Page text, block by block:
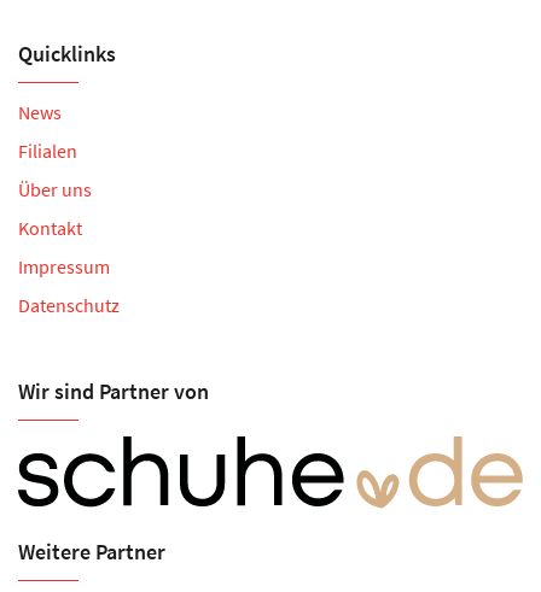
Quicklinks
News
Filialen
Über uns
Kontakt
Impressum
Datenschutz
Wir sind Partner von
Weitere Partner